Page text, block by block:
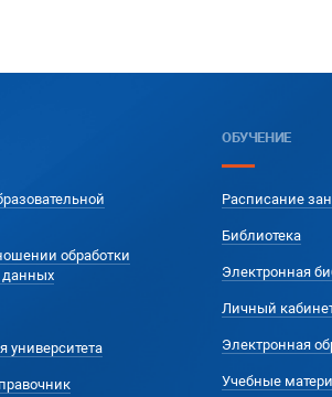
обработки
данных
университета
ОБУЧЕНИЕ
Расписание
Библиотека
Электронная
Личный
Электронная
Учебные